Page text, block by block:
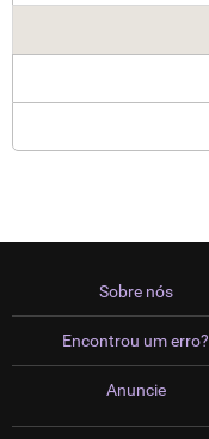
Sobre nós
Encontrou um erro?
Anuncie